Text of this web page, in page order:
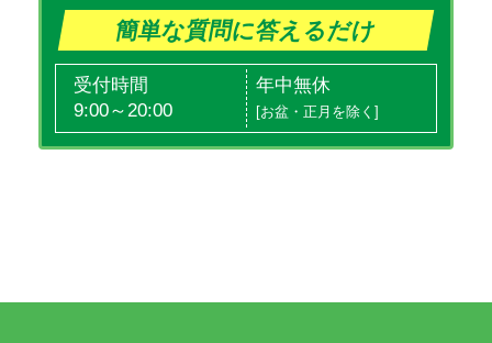
簡単な質問に答えるだけ
受付時間
9:00～20:00
年中無休
[お盆・正月を除く]